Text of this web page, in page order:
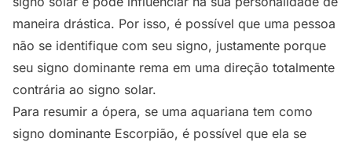
maneira drástica. Por isso, é possível que uma pessoa
não se identifique com seu signo, justamente porque
seu signo dominante rema em uma direção totalmente
contrária ao signo solar.
Para resumir a ópera, se uma aquariana tem como
signo dominante Escorpião, é possível que ela se